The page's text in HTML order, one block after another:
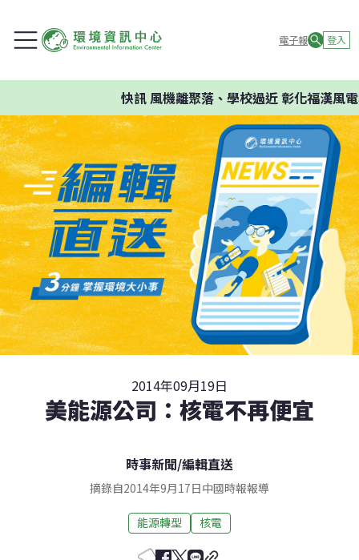
電子報 登入
快訊風機離聚落、學校過近 彰化福漢風電
2014年09月19日
美能源公司：核電不再便宜
時事新聞/編輯直送
摘錄自2014年9月17日中國時報報導
能源轉型 核電